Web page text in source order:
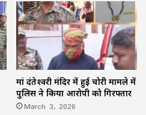
मां दंतेश्वरी मंदिर में हुई चोरी मामले में
पुलिस ने किया आरोपी को गिरफ्तार
March 3, 2026